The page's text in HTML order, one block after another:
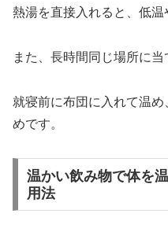
熱湯を直接入れると、低温
また、長時間同じ場所に当
就寝前に布団に入れて温
めです。
温かい飲み物で体を
用法